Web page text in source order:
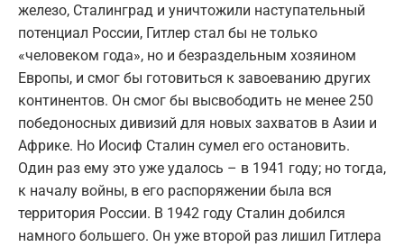
железо, Сталинград и уничтожили наступательный
потенциал России, Гитлер стал бы не только
«человеком года», но и безраздельным хозяином
Европы, и смог бы готовиться к завоеванию других
континентов. Он смог бы высвободить не менее 250
победоносных дивизий для новых захватов в Азии и
Африке. Но Иосиф Сталин сумел его остановить.
Один раз ему это уже удалось – в 1941 году; но тогда,
к началу войны, в его распоряжении была вся
территория России. В 1942 году Сталин добился
намного большего. Он уже второй раз лишил Гитлера